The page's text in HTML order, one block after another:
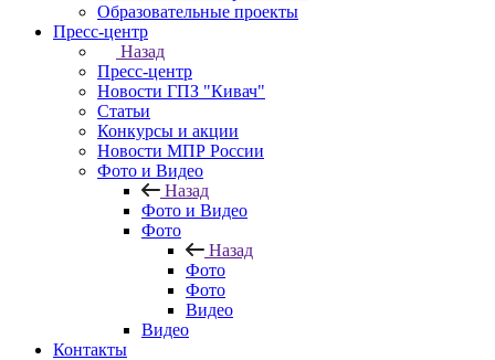
Образовательные проекты
Пресс-центр
Назад
Пресс-центр
Новости ГПЗ "Кивач"
Статьи
Конкурсы и акции
Новости МПР России
Фото и Видео
Назад
Фото и Видео
Фото
Назад
Фото
Фото
Видео
Видео
Контакты